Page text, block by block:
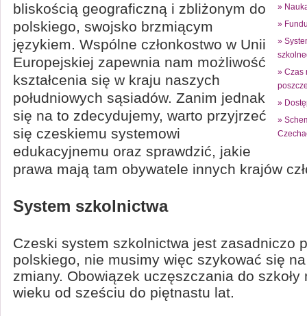
»
»
»
» Czas
»
»
bliskością geograficzną i zbliżonym do
polskiego, swojsko brzmiącym
językiem. Wspólne członkostwo w Unii
Europejskiej zapewnia nam możliwość
kształcenia się w kraju naszych
południowych sąsiadów. Zanim jednak
się na to zdecydujemy, warto przyjrzeć
się czeskiemu systemowi
edukacyjnemu oraz sprawdzić, jakie
prawa mają tam obywatele innych krajów
System szkolnictwa
Czeski system szkolnictwa jest zasadniczo
polskiego, nie musimy więc szykować się
zmiany. Obowiązek uczęszczania do szkoły
wieku od sześciu do piętnastu lat.